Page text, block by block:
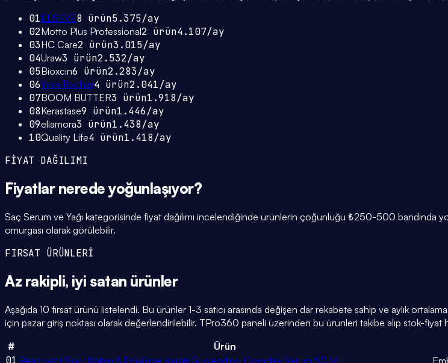
01ELSEVE8 ürün5.375/ay
02Motto Plus Professional2 ürün4.107/ay
03HC Care2 ürün3.015/ay
04Uraw3 ürün2.532/ay
05Bioxcin6 ürün2.283/ay
06Yves Rocher4 ürün2.041/ay
07BOOM BUTTER3 ürün1.918/ay
08Kerastase9 ürün1.446/ay
09eliamora3 ürün1.438/ay
10Quality Life4 ürün1.418/ay
FİYAT DAĞILIMI
Fiyatlar nerede yoğunlaşıyor?
Saç Serum ve Yağı kategorisinde fiyat dağılımı incelendiğinde ürünlerin çoğunluğu ₺250-500
omurgası olarak görülebilir.
FIRSAT ÜRÜNLERİ
Az rakipli, iyi satan ürünler
Aşağıda 10 fırsat ürünü listelendi. Bu ürünler 1-3 satıcı arasında değişen dar rekabete sahip ve aylık
için pazar giriş noktası olarak değerlendirilebilir. TPro360 paneli üzerinden bu ürünleri takibe alıp stok-fiyat
#
Ürün
01 Reactivate Saç Uzatan & Dökülme Karşıtı Güçlendirici Complex Serum 50 ML